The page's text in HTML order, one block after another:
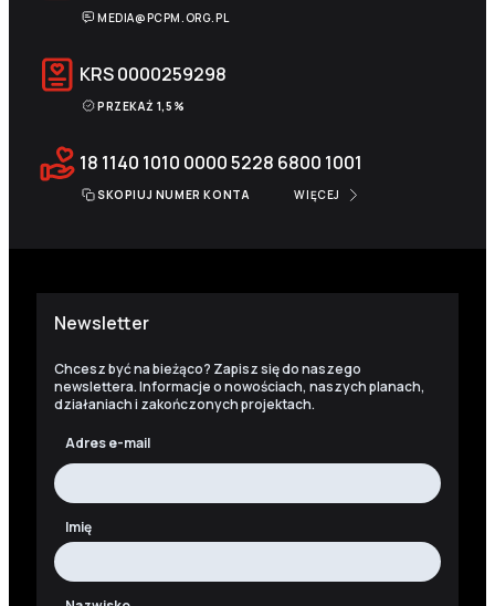
MEDIA@PCPM.ORG.PL
KRS0000259298
PRZEKAŻ 1,5%
18 1140 1010 0000 5228 6800 1001
SKOPIUJ NUMER KONTA WIĘCEJ
Newsletter
Chcesz być na bieżąco? Zapisz się do naszego
newslettera. Informacje o nowościach, naszych planach,
działaniach i zakończonych projektach.
Adres e-mail
Imię